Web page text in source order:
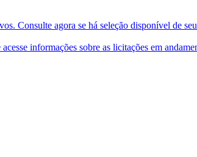
Consulte agora se há seleção disponível de
informações sobre as licitações em